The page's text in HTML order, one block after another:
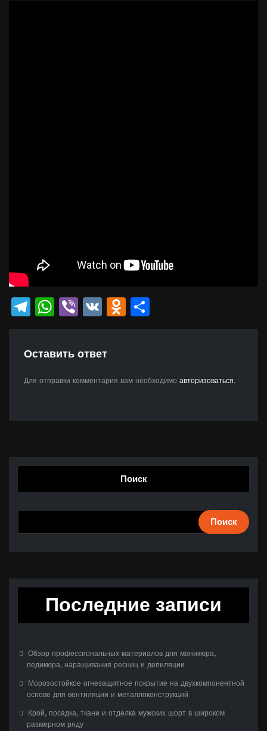
Telegram
WhatsApp
Viber
VK Odnoklassniki
Оставить ответ
Для отправки комментария вам необходимо авторизоваться.
Поиск
Поиск
Последние записи
Обзор профессиональных материалов для маникюра,
педикюра, наращивания ресниц и депиляции
Морозостойкое огнезащитное покрытие на двухкомпонентной
основе для вентиляции и металлоконструкций
Крой, посадка, ткани и отделка мужских шорт в широком
размерном ряду